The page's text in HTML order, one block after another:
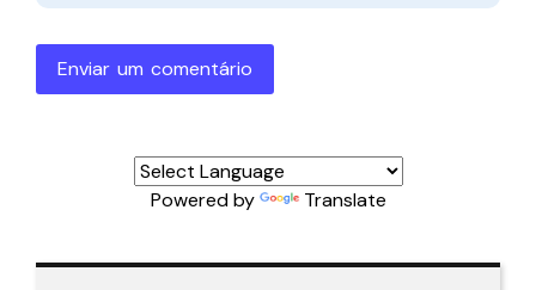
Enviar um comentário
Powered by Translate